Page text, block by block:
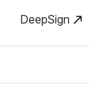
DeepSign